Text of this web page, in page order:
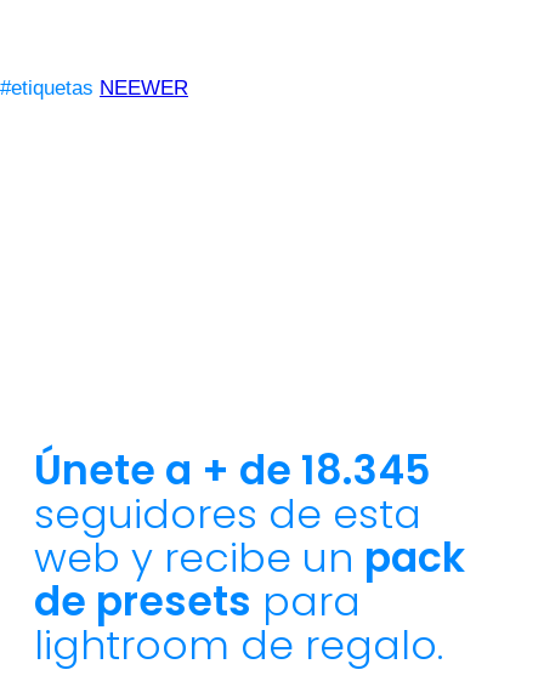
#etiquetas NEEWER
Únete a + de 18.345
seguidores de esta
web y recibe un pack
de presets para
lightroom de regalo.